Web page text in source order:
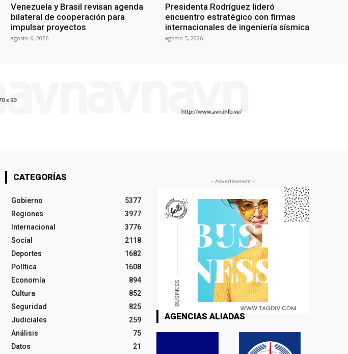
Venezuela y Brasil revisan agenda
bilateral de cooperación para
impulsar proyectos
agosto 6, 2026
Presidenta Rodríguez lideró
encuentro estratégico con firmas
internacionales de ingeniería sísmica
agosto 5, 2026
CATEGORÍAS
Gobierno
5377
Regiones
3977
Internacional
3776
Social
2118
Deportes
1682
Política
1608
Economía
894
Cultura
852
Seguridad
825
Judiciales
259
Análisis
75
Datos
21
- Advertisement -
AGENCIAS ALIADAS